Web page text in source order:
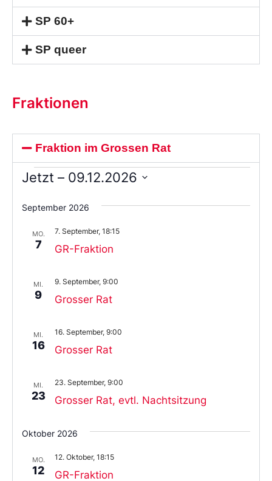
SP 60+
SP queer
Fraktionen
Fraktion im Grossen Rat
Jetzt – 09.12.2026
Sie
das
aus.
September 2026
MO.
7 GR-Fraktion
7. September, 18:15
MI.
9 Grosser Rat
9. September, 9:00
MI.
16 Grosser Rat
16. September, 9:00
MI.
23 Grosser Rat, evtl. Nachtsitzung
23. September, 9:00
Oktober 2026
MO.
12 GR-Fraktion
12. Oktober, 18:15